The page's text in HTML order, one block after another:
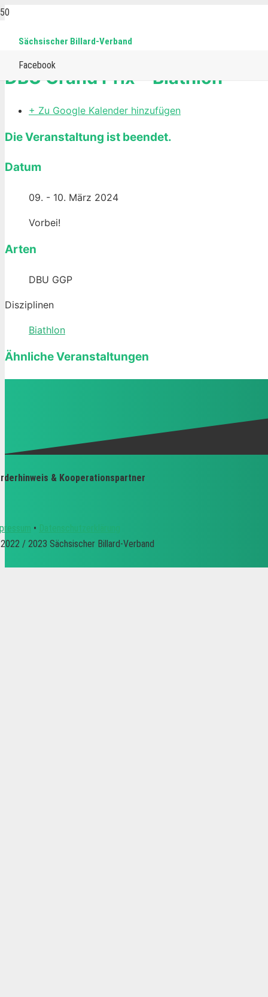
Sächsischer Billard-Verband
Facebook
HomeEvents Biathlon DBU Grand Prix – Biathlon
DBU Grand Prix – Biathlon
+ Zu Google Kalender hinzufügen
Die Veranstaltung ist beendet.
Datum
09. - 10. März 2024
Vorbei!
Arten
DBU GGP
Disziplinen
Biathlon
Ähnliche Veranstaltungen
& Kooperationspartner
• Datenschutzerklärung
/ 2023 Sächsischer Billard-Verband